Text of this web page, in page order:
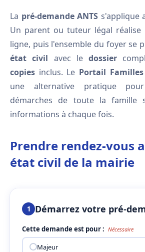
La pré-demande ANTS s'applique
Un parent ou tuteur légal réalise
ligne, puis l'ensemble du foyer se
état civil avec ledossier
copies inclus. Le Portail
une alternative pratique
démarches de toute la famille
informations à chaque fois.
Prendre rendez-vous
état civil de la mairie
1 Démarrez votre pré-
Cette demande est pour : Nécessaire
Majeur